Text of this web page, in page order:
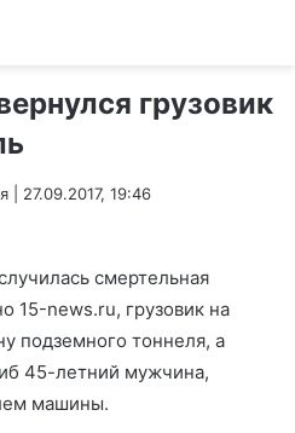
грузовик
| 27.09.2017, 19:46
смертельная
15-news.ru, грузовик на
подземного тоннеля, а
45-летний мужчина,
машины.